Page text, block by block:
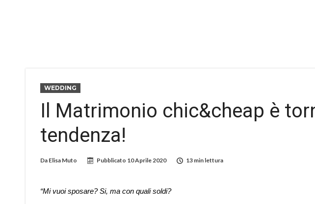
WEDDING
Il Matrimonio chic&cheap è
tendenza!
Da Elisa Muto Pubblicato 10 Aprile 2020 13 min lettura
“Mi vuoi sposare? Si, ma con quali soldi?